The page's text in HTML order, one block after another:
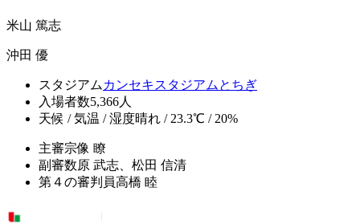
米山 篤志
沖田 優
スタジアム カンセキスタジアムとちぎ
入場者数5,366人
天候 / 気温 / 湿度晴れ / 23.3℃ / 20%
主審宗像 瞭
副審数原 武志、松田 信清
第４の審判員高橋 睦